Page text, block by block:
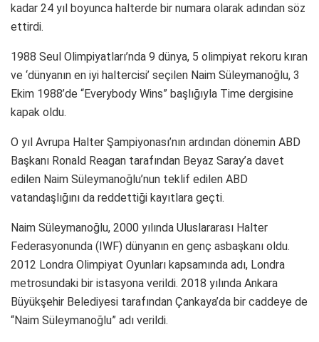
kadar 24 yıl boyunca halterde bir numara olarak adından söz
ettirdi.
1988 Seul Olimpiyatları’nda 9 dünya, 5 olimpiyat rekoru kıran
ve ‘dünyanın en iyi haltercisi’ seçilen Naim Süleymanoğlu, 3
Ekim 1988’de “Everybody Wins” başlığıyla Time dergisine
kapak oldu.
O yıl Avrupa Halter Şampiyonası’nın ardından dönemin ABD
Başkanı Ronald Reagan tarafından Beyaz Saray’a davet
edilen Naim Süleymanoğlu’nun teklif edilen ABD
vatandaşlığını da reddettiği kayıtlara geçti.
Naim Süleymanoğlu, 2000 yılında Uluslararası Halter
Federasyonunda (IWF) dünyanın en genç asbaşkanı oldu.
2012 Londra Olimpiyat Oyunları kapsamında adı, Londra
metrosundaki bir istasyona verildi. 2018 yılında Ankara
Büyükşehir Belediyesi tarafından Çankaya’da bir caddeye de
“Naim Süleymanoğlu” adı verildi.